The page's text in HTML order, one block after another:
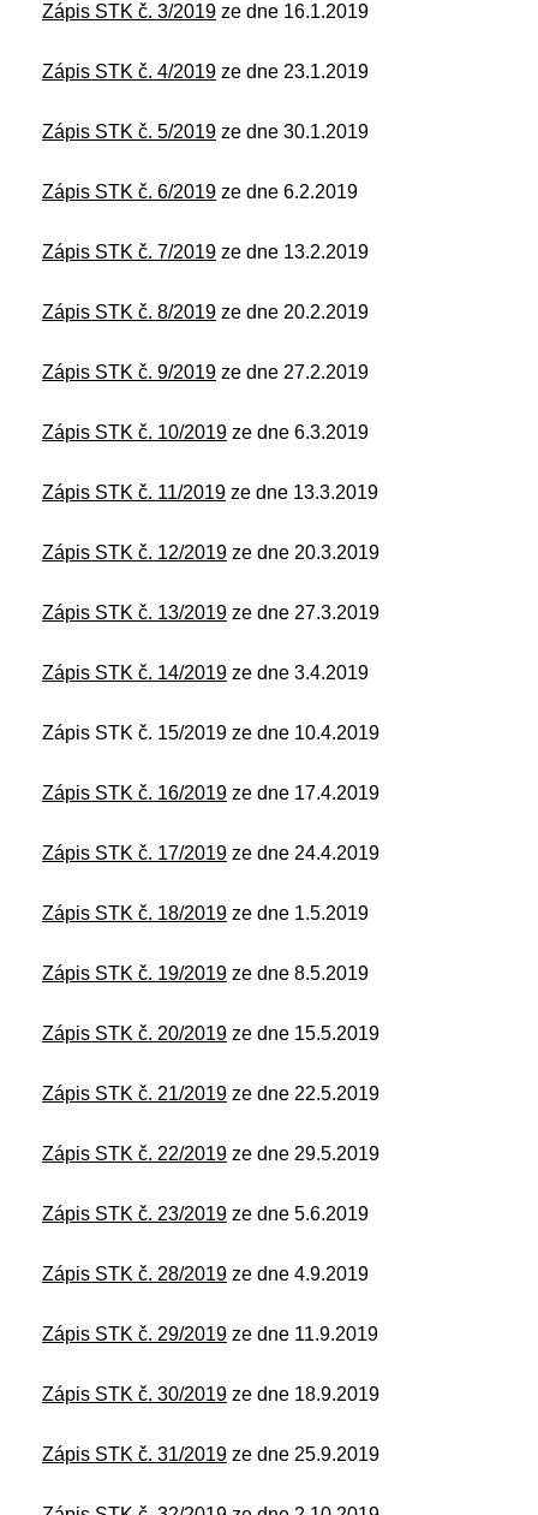
Zápis STK č. 3/2019 ze dne 16.1.2019
Zápis STK č. 4/2019 ze dne 23.1.2019
Zápis STK č. 5/2019 ze dne 30.1.2019
Zápis STK č. 6/2019 ze dne 6.2.2019
Zápis STK č. 7/2019 ze dne 13.2.2019
Zápis STK č. 8/2019 ze dne 20.2.2019
Zápis STK č. 9/2019 ze dne 27.2.2019
Zápis STK č. 10/2019 ze dne 6.3.2019
Zápis STK č. 11/2019 ze dne 13.3.2019
Zápis STK č. 12/2019 ze dne 20.3.2019
Zápis STK č. 13/2019 ze dne 27.3.2019
Zápis STK č. 14/2019 ze dne 3.4.2019
Zápis STK č. 15/2019 ze dne 10.4.2019
Zápis STK č. 16/2019 ze dne 17.4.2019
Zápis STK č. 17/2019 ze dne 24.4.2019
Zápis STK č. 18/2019 ze dne 1.5.2019
Zápis STK č. 19/2019 ze dne 8.5.2019
Zápis STK č. 20/2019 ze dne 15.5.2019
Zápis STK č. 21/2019 ze dne 22.5.2019
Zápis STK č. 22/2019 ze dne 29.5.2019
Zápis STK č. 23/2019 ze dne 5.6.2019
Zápis STK č. 28/2019 ze dne 4.9.2019
Zápis STK č. 29/2019 ze dne 11.9.2019
Zápis STK č. 30/2019 ze dne 18.9.2019
Zápis STK č. 31/2019 ze dne 25.9.2019